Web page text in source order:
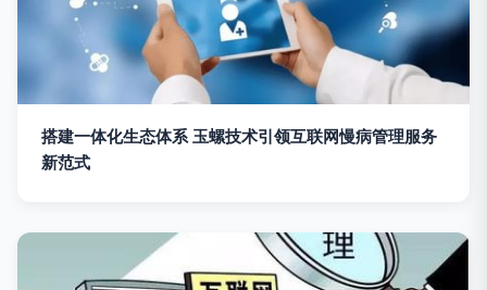
搭建一体化生态体系 玉螺技术引领互联网慢病管理服务
新范式